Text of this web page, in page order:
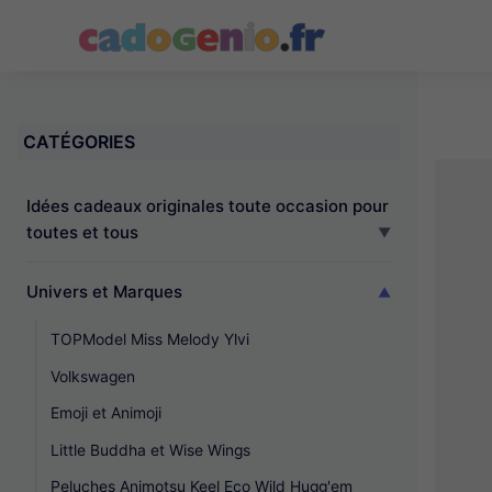
Cadogenio.fr
CATÉGORIES
Idées cadeaux originales toute occasion pour
toutes et tous
Univers et Marques
TOPModel Miss Melody Ylvi
Volkswagen
Emoji et Animoji
Little Buddha et Wise Wings
Peluches Animotsu Keel Eco Wild Hugg'em